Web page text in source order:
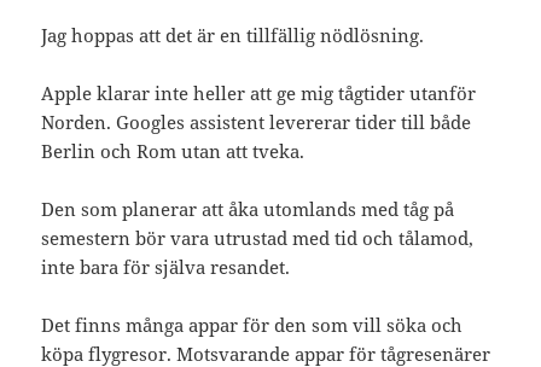
Jag hoppas att det är en tillfällig nödlösning.
Apple klarar inte heller att ge mig tågtider utanför
Norden. Googles assistent levererar tider till både
Berlin och Rom utan att tveka.
Den som planerar att åka utomlands med tåg på
semestern bör vara utrustad med tid och tålamod,
inte bara för själva resandet.
Det finns många appar för den som vill söka och
köpa flygresor. Motsvarande appar för tågresenärer